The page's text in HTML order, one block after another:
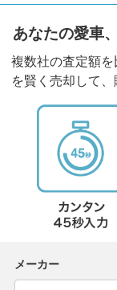
あなたの愛車
複数社の査定額
を賢く売却して
メーカー